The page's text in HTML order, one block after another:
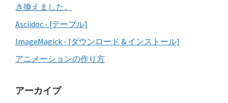
き換えました。
Asciidoc - [テーブル]
ImageMagick - [ダウンロード & インストール]
アニメーションの作り方
アーカイブ